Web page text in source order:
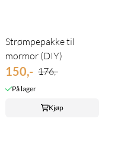
Strømpepakke til
mormor (DIY)
150,- 176,-
På lager
Kjøp